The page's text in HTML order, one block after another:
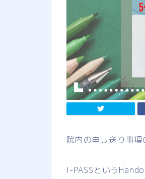
院内の申し送り事
I-PASSという